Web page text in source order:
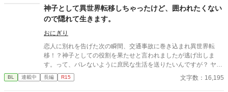
神子として異世界転移しちゃったけど、囲われたくない
ので隠れて生きます。
おにぎり
恋人に別れを告げた次の瞬間、交通事故に巻き込まれ異世界転
移！？神子としての役割を果たせと言われましたが逃げ出しま
す。って、バレないように庶民な生活を送りたいんですが？ ヤン
デレなる可能性大ですので注意。
BL 連載中 長編 R15 文字数：16,195